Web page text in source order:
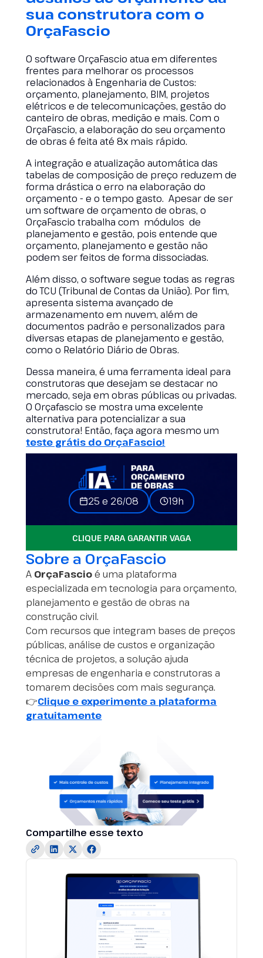
sua construtora com o
OrçaFascio
O software OrçaFascio atua em diferentes
frentes para melhorar os processos
relacionados à Engenharia de Custos:
orçamento, planejamento, BIM, projetos
elétricos e de telecomunicações, gestão do
canteiro de obras, medição e mais. Com o
OrçaFascio, a elaboração do seu orçamento
de obras é feita até 8x mais rápido.
A integração e atualização automática das
tabelas de composição de preço reduzem de
forma drástica o erro na elaboração do
orçamento - e o tempo gasto. Apesar de ser
um software de orçamento de obras, o
OrçaFascio trabalha com módulos de
planejamento e gestão, pois entende que
orçamento, planejamento e gestão não
podem ser feitos de forma dissociadas.
Além disso, o software segue todas as regras
do TCU (Tribunal de Contas da União). Por fim,
apresenta sistema avançado de
armazenamento em nuvem, além de
documentos padrão e personalizados para
diversas etapas de planejamento e gestão,
como o Relatório Diário de Obras.
Dessa maneira, é uma ferramenta ideal para
construtoras que desejam se destacar no
mercado, seja em obras públicas ou privadas.
O Orçafascio se mostra uma excelente
alternativa para potencializar a sua
construtora! Então, faça agora mesmo um
teste grátis do OrçaFascio!
25 e 26/08 19h
CLIQUE PARA GARANTIR VAGA
Sobre a OrçaFascio
A OrçaFascioé uma plataforma
especializada em tecnologia para orçamento,
planejamento e gestão de obras na
construção civil.
Com recursos que integram bases de preços
públicas, análise de custos e organização
técnica de projetos, a solução ajuda
empresas de engenharia e construtoras a
tomarem decisões com mais segurança.
👉Clique e experimente a plataforma
gratuitamente
Compartilhe esse texto